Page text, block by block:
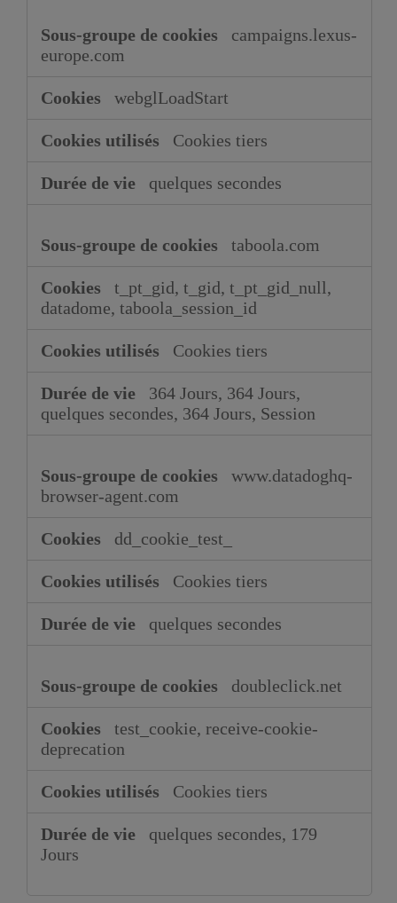
campaigns.lexus-
europe.com
webglLoadStart
Cookies tiers
quelques secondes
taboola.com
t_pt_gid, t_gid, t_pt_gid_null,
datadome, taboola_session_id
Cookies tiers
364 Jours, 364 Jours,
quelques secondes, 364 Jours, Session
www.datadoghq-
browser-agent.com
dd_cookie_test_
Cookies tiers
quelques secondes
doubleclick.net
test_cookie, receive-cookie-
deprecation
Cookies tiers
quelques secondes, 179
Jours